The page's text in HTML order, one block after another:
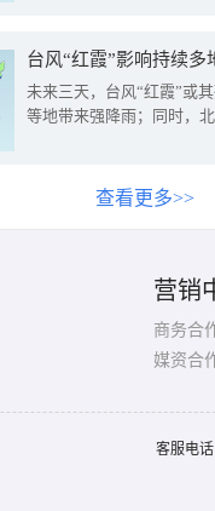
台风“红霞”影响持续
未来三天，台风“红霞”或
等地带来强降雨；同时，
查看更多>>
营销
商务合
媒资合
客服电